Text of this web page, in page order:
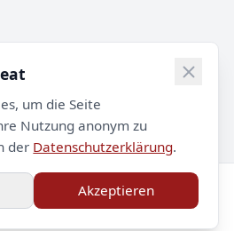
Datenschutz Kontakt
um die Seite
Nutzung anonym zu
der Datenschutzerklärung.
Akzeptieren